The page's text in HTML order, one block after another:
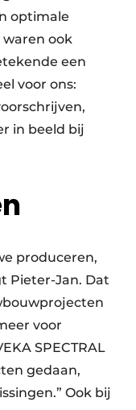
optimale
ook
een
voor ons:
in beeld bij
produceren,
Pieter-Jan. Dat
voor
SPECTRAL
gedaan,
Ook bij